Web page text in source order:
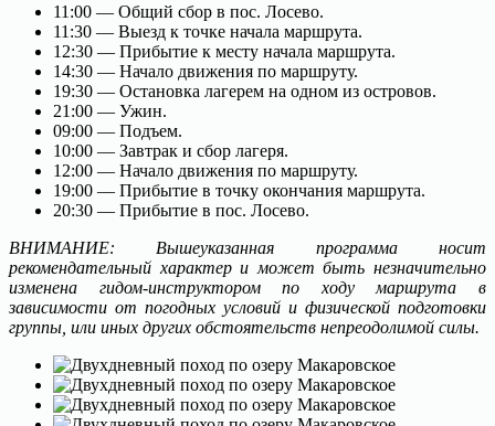
11:00 — Общий сбор в пос. Лосево.
11:30 — Выезд к точке начала маршрута.
12:30 — Прибытие к месту начала маршрута.
14:30 — Начало движения по маршруту.
19:30 — Остановка лагерем на одном из островов.
21:00 — Ужин.
09:00 — Подъем.
10:00 — Завтрак и сбор лагеря.
12:00 — Начало движения по маршруту.
19:00 — Прибытие в точку окончания маршрута.
20:30 — Прибытие в пос. Лосево.
ВНИМАНИЕ: Вышеуказанная программа носит
рекомендательный характер и может быть незначительно
изменена гидом-инструктором по ходу маршрута в
зависимости от погодных условий и физической подготовки
группы, или иных других обстоятельств непреодолимой силы.